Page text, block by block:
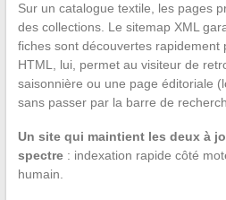
Sur un catalogue textile, les pages
des collections. Le sitemap XML
fiches sont découvertes rapidement
HTML, lui, permet au visiteur de
saisonnière ou une page éditoriale
sans passer par la barre de
Un site qui maintient les deux à
spectre: indexation rapide côté
humain.